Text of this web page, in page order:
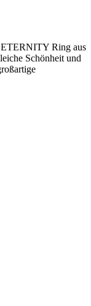
ETERNITY Ring aus
Schönheit und